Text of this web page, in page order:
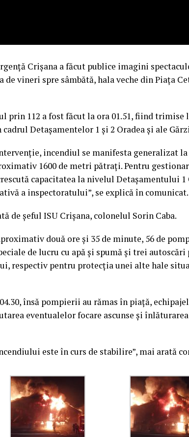
Crișana a făcut publice imagini
vineri spre sâmbătă, hala veche din Piața
prin 112 a fost făcut la ora 01.51, fiind trimise
Detașamentelor 1 și 2 Oradea și ale
incendiul se manifesta generalizat
1600 de metri pătrați. Pentru
capacitatea la nivelul Detașamentului 1
a inspectoratului”, se explică în comunicat.
de șeful ISU Crișana, colonelul Sorin Caba.
două ore şi 35 de minute, 56 de
de lucru cu apă și spumă și trei autoscări
respectiv pentru protecția unei alte hale
însă pompierii au rămas în piață,
eventualelor focare ascunse și
este în curs de stabilire”, mai arată